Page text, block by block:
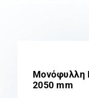
Μονόφυλλη
2050 mm